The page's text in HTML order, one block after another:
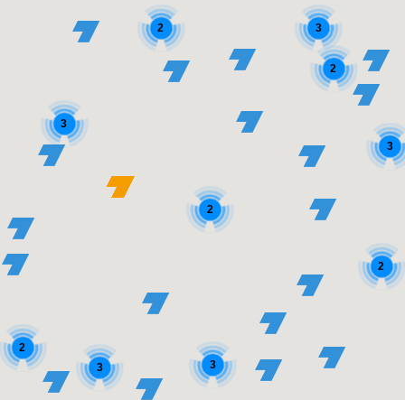
2
2
3
3
3
2
3
3
2
2